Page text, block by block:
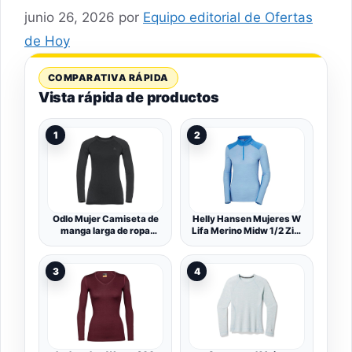
junio 26, 2026 por Equipo editorial de Ofertas
de Hoy
COMPARATIVA RÁPIDA
Vista rápida de productos
1
Odlo Mujer Camiseta de
manga larga de ropa
PERFORMANCE WARM
2
Helly Hansen Mujeres W
Lifa Merino Midw 1/2 Zip,
3 4